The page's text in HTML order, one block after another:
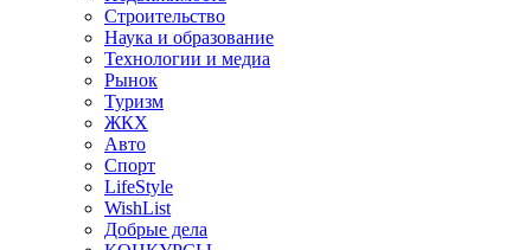
Строительство
Наука и образование
Технологии и медиа
Рынок
Туризм
ЖКХ
Авто
Спорт
LifeStyle
WishList
Добрые дела